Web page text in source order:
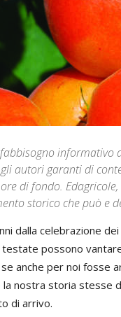
informativo
autori garanti di
di fondo.
storico che può e
dalla celebrazione
possono
anche per noi fosse
nostra storia stesse
di arrivo.